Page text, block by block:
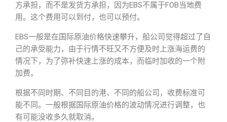
方承担，而不是发货方承担，因为EBS不属于FOB当地费
用。这个费用可以到付，也可以预付。
EBS一般是在国际原油价格快速攀升，船公司觉得超过了自
己的承受能力，由于行情不旺又不方便及时上涨海运费的
情况下，为了弥补快速上涨的成本，而临时加收的一个附
加费。
根据不同时期、不同目的港、不同的船公司，收费标准可
能不同。一般根据国际原油价格的波动情况进行调整，也
有可能没收多久就取消。